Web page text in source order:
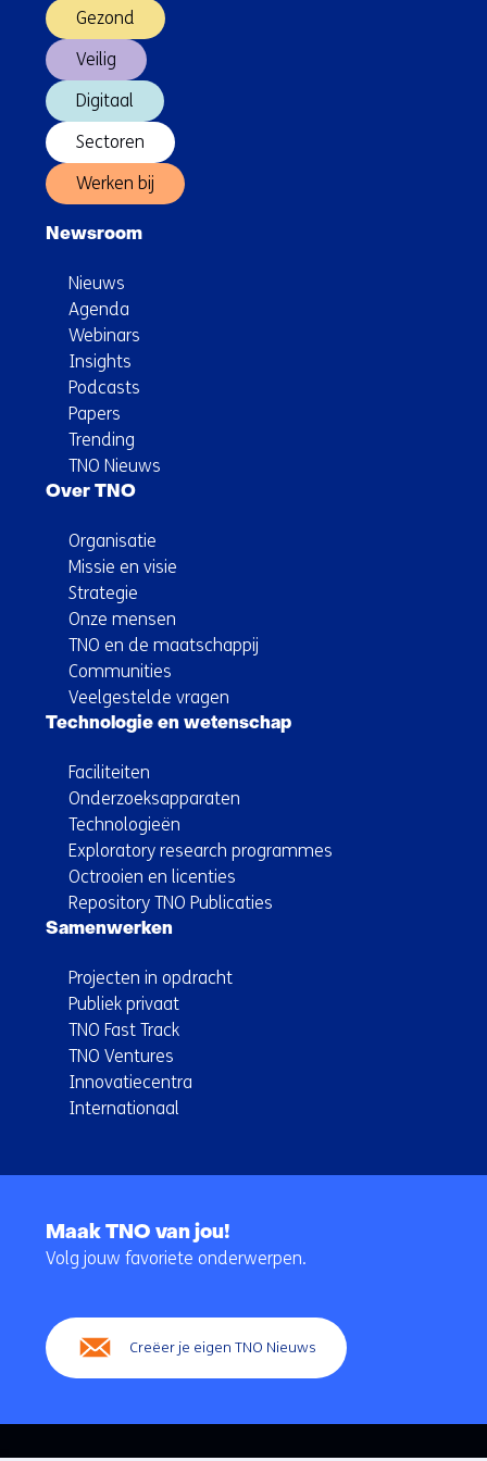
Gezond
Veilig
Digitaal
Sectoren
Werken bij
Newsroom
Nieuws
Agenda
Webinars
Insights
Podcasts
Papers
Trending
TNO Nieuws
Over TNO
Organisatie
Missie en visie
Strategie
Onze mensen
TNO en de maatschappij
Communities
Veelgestelde vragen
Technologie en wetenschap
Faciliteiten
Onderzoeksapparaten
Technologieën
Exploratory research programmes
Octrooien en licenties
Repository TNO Publicaties
Samenwerken
Projecten in opdracht
Publiek privaat
TNO Fast Track
TNO Ventures
Innovatiecentra
Internationaal
navigatie
Maak TNO van jou!
Volg jouw favoriete onderwerpen.
Creëer je eigen TNO Nieuws